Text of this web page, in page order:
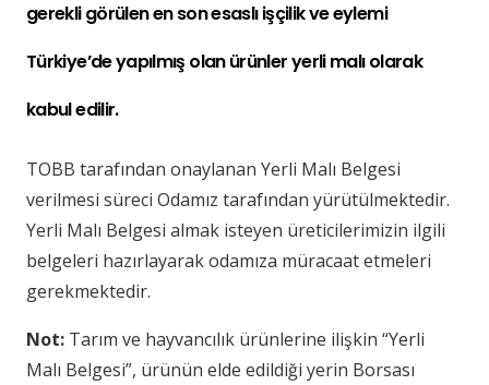
gerekli görülen en son esaslı işçilik ve eylemi
Türkiye’de yapılmış olan ürünler yerli malı olarak
kabul edilir.
TOBB tarafından onaylanan Yerli Malı Belgesi
verilmesi süreci Odamız tarafından yürütülmektedir.
Yerli Malı Belgesi almak isteyen üreticilerimizin ilgili
belgeleri hazırlayarak odamıza müracaat etmeleri
gerekmektedir.
Not: Tarım ve hayvancılık ürünlerine ilişkin “Yerli
Malı Belgesi”, ürünün elde edildiği yerin Borsası